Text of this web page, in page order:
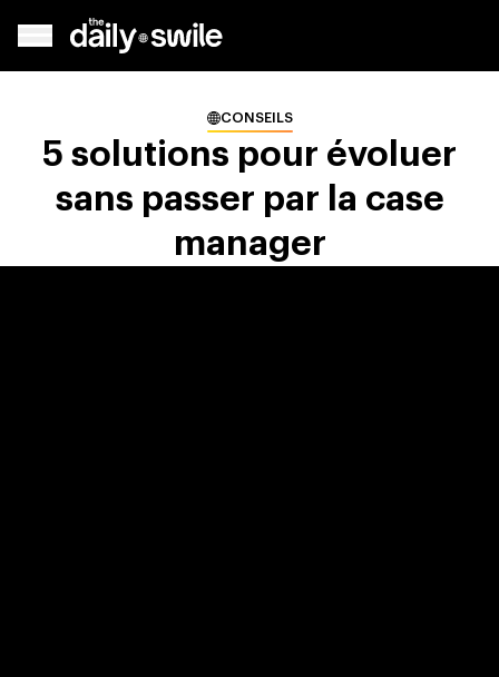
CONSEILS
5 solutions pour évoluer
sans passer par la case
manager